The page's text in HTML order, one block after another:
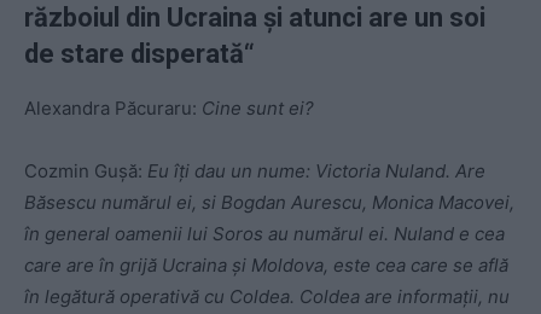
războiul din Ucraina și atunci are un soi
de stare disperată“
Alexandra Păcuraru: Cine sunt ei?
Cozmin Gușă: Eu îți dau un nume: Victoria Nuland. Are
Băsescu numărul ei, si Bogdan Aurescu, Monica Macovei,
în general oamenii lui Soros au numărul ei. Nuland e cea
care are în grijă Ucraina și Moldova, este cea care se află
în legătură operativă cu Coldea. Coldea are informații, nu